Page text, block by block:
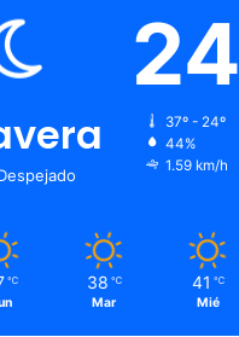
24
37º - 24º
44%
1.59 km/h
℃ 38 ℃
Mar
41 ℃
Mié